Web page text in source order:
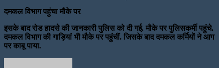
दमकल विभाग पहुंचा मौके पर
इसके बाद रोड हादसे की जानकारी पुलिस को दी गई. मौके पर पुलिसकर्मी पहुंचे.
दमकल विभाग की गाड़ियां भी मौके पर पहुंचीं. जिसके बाद दमकल कर्मियों ने आग
पर काबू पाया.